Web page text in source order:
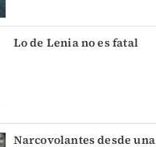
Lo de Lenia no es fatal
Narcovolantes desde una